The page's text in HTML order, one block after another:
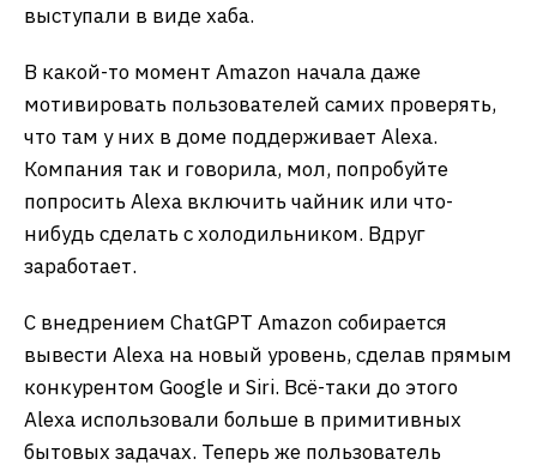
выступали в виде хаба.
В какой-то момент Amazon начала даже
мотивировать пользователей самих проверять,
что там у них в доме поддерживает Alexa.
Компания так и говорила, мол, попробуйте
попросить Alexa включить чайник или что-
нибудь сделать с холодильником. Вдруг
заработает.
С внедрением ChatGPT Amazon собирается
вывести Alexa на новый уровень, сделав прямым
конкурентом Google и Siri. Всё-таки до этого
Alexa использовали больше в примитивных
бытовых задачах. Теперь же пользователь